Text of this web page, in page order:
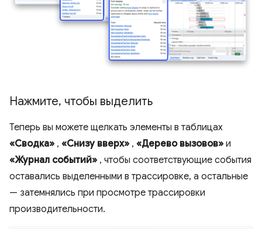
Нажмите, чтобы выделить
Теперь вы можете щелкать элементы в таблицах
«Сводка» , «Снизу вверх» , «Дерево вызовов» и
«Журнал событий» , чтобы соответствующие события
оставались выделенными в трассировке, а остальные
— затемнялись при просмотре трассировки
производительности.